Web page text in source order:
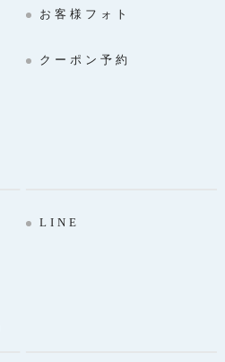
お客様フォト
クーポン予約
LINE